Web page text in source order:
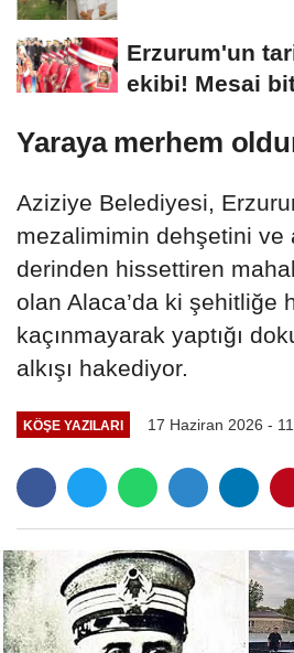
Erzurum'un
ekibi! Mesai
Yaraya merhem
Aziziye Belediyesi,
mezalimimin dehşetini ve
derinden hissettiren
olan Alaca’da ki şehitliğe
kaçınmayarak yaptığı
alkışı hakediyor.
KÖŞE YAZILARI 17 Haziran 2026 -